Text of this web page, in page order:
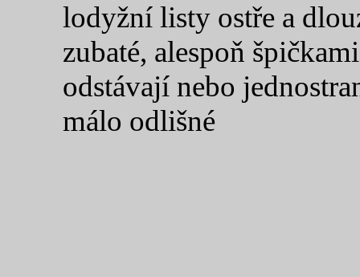
lodyžní listy ostře a
zubaté, alespoň
odstávají nebo
málo odlišné